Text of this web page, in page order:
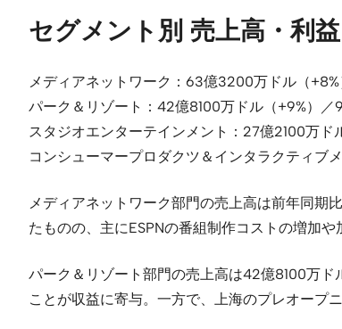
セグメント別 売上高・利益
メディアネットワーク：63億3200万ドル（
パーク＆リゾート：42億8100万ドル（+9%）／
スタジオエンターテインメント：27億2100万ド
コンシューマープロダクツ＆インタラクティブ
メディアネットワーク部門の売上高は前年同期
たものの、主にESPNの番組制作コストの増加
パーク＆リゾート部門の売上高は42億8100万
ことが収益に寄与。一方で、上海のプレオープ